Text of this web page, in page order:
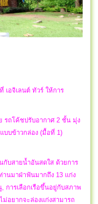
เอจิเลนต์ ทัวร์ ให้การ
รถโค้ชปรับอากาศ 2 ชั้น มุ่ง
บบข้าวกล่อง (มื้อที่ 1)
กับสายน้ำอันสดใส ด้วยการ
านมาฝ่าฟันมากถึง 13 แก่ง
การเลือกเรือขึ้นอยู่กับสภาพ
อยากจะล่องแก่งสามารถ